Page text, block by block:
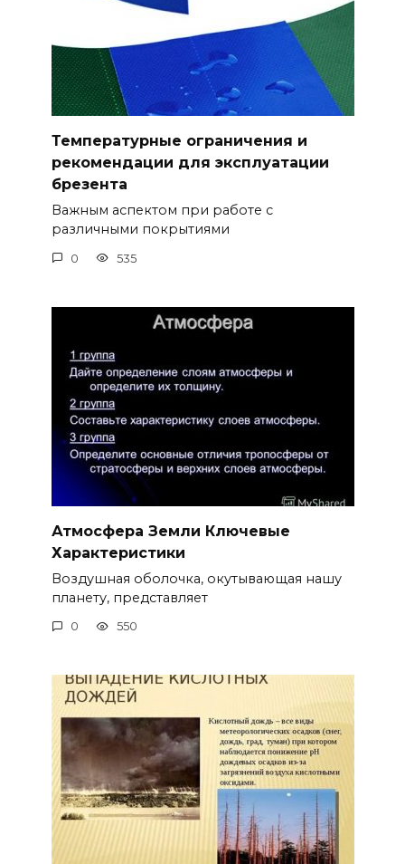
Температурные ограничения и
рекомендации для эксплуатации
брезента
Важным аспектом при работе с
различными покрытиями
0 535
Атмосфера Земли Ключевые
Характеристики
Воздушная оболочка, окутывающая нашу
планету, представляет
0 550